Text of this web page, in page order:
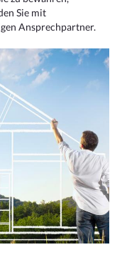
Sie mit
Ansprechpartner.